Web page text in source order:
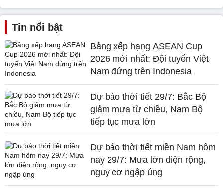
Tin nổi bật
Bảng xếp hạng ASEAN Cup
2026 mới nhất: Đội tuyển Việt
Nam đứng trên Indonesia
Dự báo thời tiết 29/7: Bắc Bộ
giảm mưa từ chiều, Nam Bộ
tiếp tục mưa lớn
Dự báo thời tiết miền Nam hôm
nay 29/7: Mưa lớn diện rộng,
nguy cơ ngập úng